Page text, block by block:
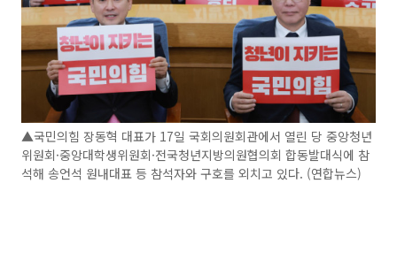
▲국민의힘 장동혁 대표가 17일 국회의원회관에서 열린 당 중앙청년
위원회·중앙대학생위원회·전국청년지방의원협의회 합동발대식에 참
석해 송언석 원내대표 등 참석자와 구호를 외치고 있다. (연합뉴스)